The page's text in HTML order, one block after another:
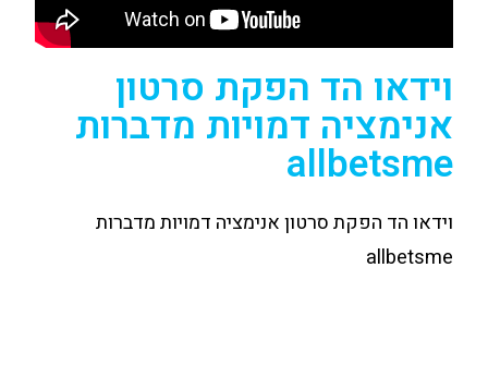
וידאו הד הפקת סרטון
אנימציה דמויות מדברות
allbetsme
וידאו הד הפקת סרטון אנימציה דמויות מדברות
allbetsme